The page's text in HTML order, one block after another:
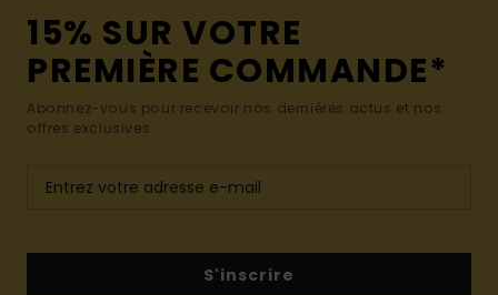
15% SUR VOTRE
PREMIÈRE COMMANDE*
Abonnez-vous pour recevoir nos dernières actus et nos
offres exclusives.
S'inscrire